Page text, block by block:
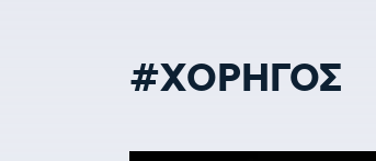
#ΧΟΡΗΓΟΣ